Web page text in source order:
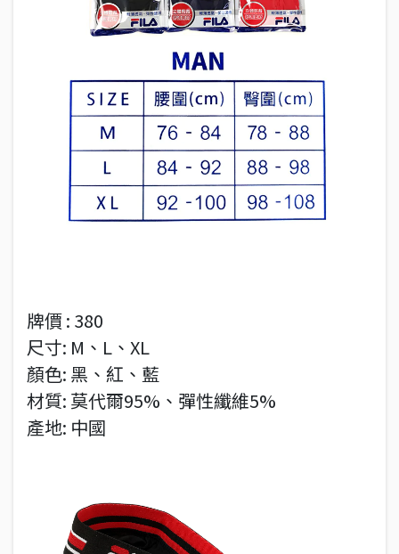
牌價 : 380
尺寸: M、L、XL
顏色: 黑、紅、藍
材質: 莫代爾95%、彈性纖維5%
產地: 中國